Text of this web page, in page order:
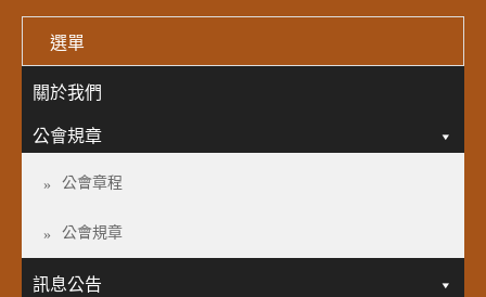
選單
關於我們
公會規章
公會章程
公會規章
訊息公告